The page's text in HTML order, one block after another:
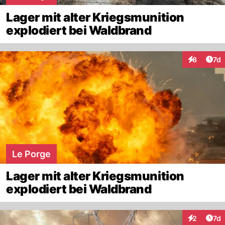
Lager mit alter Kriegsmunition
explodiert bei Waldbrand
8 7d
Le Porge
Lager mit alter Kriegsmunition
explodiert bei Waldbrand
2 7d